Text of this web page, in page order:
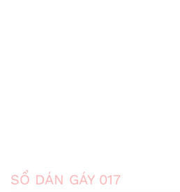
SỔ DÁN GÁY 017